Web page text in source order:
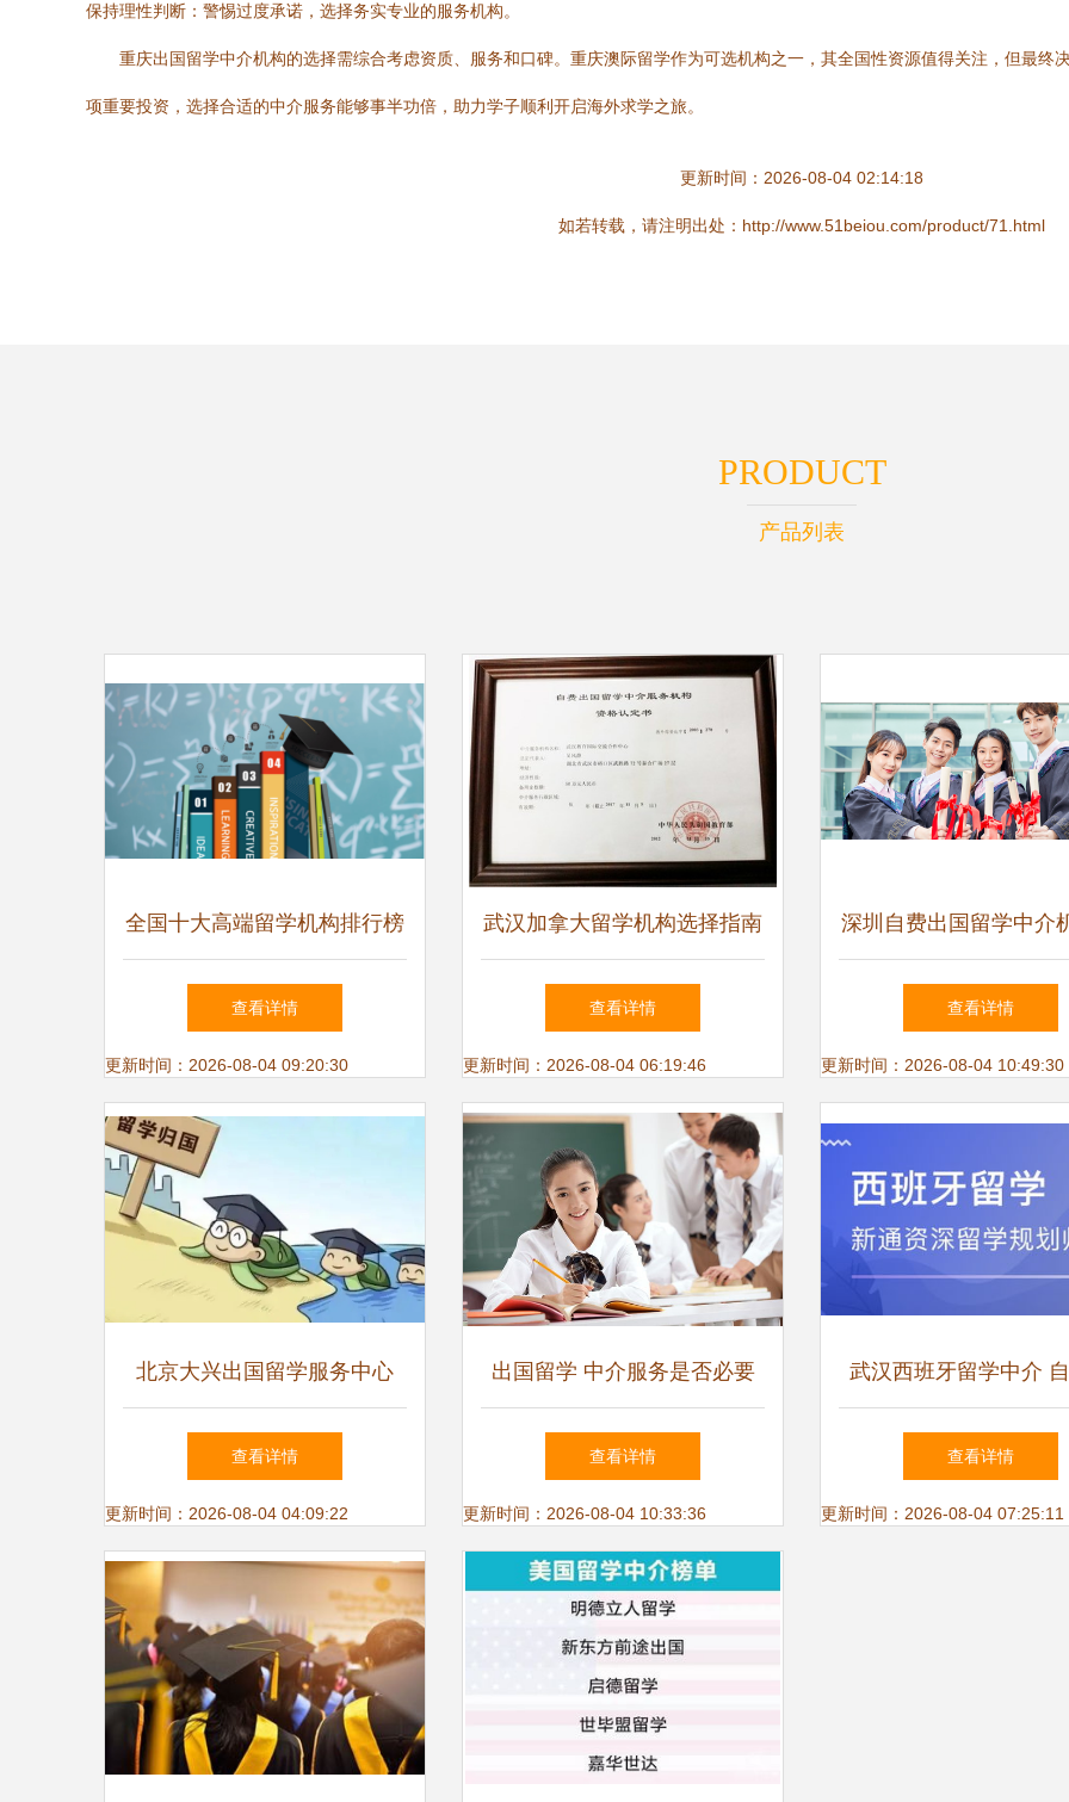
保持理性判断：警惕过度承诺，选择务实专业的服务机构。
重庆出国留学中介机构的选择需综合考虑资质、服务和口碑。重庆澳际留学作为可选机构之一，其全国性资源值得关注，但最终
项重要投资，选择合适的中介服务能够事半功倍，助力学子顺利开启海外求学之旅。
更新时间：2026-08-04 02:14:18
如若转载，请注明出处：http://www.51beiou.com/product/71.html
PRODUCT
产品列表
全国十大高端留学机构排行榜
| 自费出国留学中介服务全面
指南
查看详情
更新时间：2026-08-04 09:20:30
武汉加拿大留学机构选择指南
费用、口碑与推荐
查看详情
更新时间：2026-08-04 06:19:46
深圳自费出国留学中介
荐 实力与口碑双重考量
查看详情
更新时间：2026-08-04 10:49:30
北京大兴出国留学服务中心
专业自费出国留学中介服务指
南
查看详情
更新时间：2026-08-04 04:09:22
出国留学 中介服务是否必要
——基于自费留学服务性质的
深入思考
查看详情
更新时间：2026-08-04 10:33:36
武汉西班牙留学中介
国留学中介服务全指
查看详情
更新时间：2026-08-04 07:25:11